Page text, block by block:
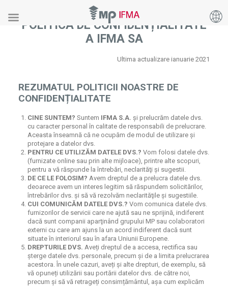
POLITICA DE CONFIDENȚIALITATE
A IFMA SA
Ultima actualizare ianuarie 2021
REZUMATUL POLITICII NOASTRE DE
CONFIDENȚIALITATE
CINE SUNTEM? Suntem IFMA S.A. și prelucrăm datele dvs.
cu caracter personal în calitate de responsabili de prelucrare.
Aceasta înseamnă că ne ocupăm de modul de utilizare și
protejare a datelor dvs.
PENTRU CE UTILIZĂM DATELE DVS.? Vom folosi datele dvs.
(furnizate online sau prin alte mijloace), printre alte scopuri,
pentru a vă răspunde la întrebări, neclarităţi și sugestii.
DE CE LE FOLOSIM? Avem dreptul de a prelucra datele dvs.
deoarece avem un interes legitim să răspundem solicitărilor,
întrebărilor dvs. și să vă rezolvăm neclarităţile și sugestiile.
CUI COMUNICĂM DATELE DVS.? Vom comunica datele dvs.
furnizorilor de servicii care ne ajută sau ne sprijină, indiferent
dacă sunt companii aparţinând grupului MP sau colaboratori
externi cu care am ajuns la un acord indiferent dacă sunt
situate în interiorul sau în afara Uniunii Europene.
DREPTURILE DVS. Aveți dreptul de a accesa, rectifica sau
șterge datele dvs. personale, precum și de a limita prelucrarea
acestora. În unele cazuri, aveți și alte drepturi, de exemplu, să
vă opuneți utilizării sau portării datelor dvs. de către noi,
precum și să vă retrageți consimțământul, așa cum explicăm